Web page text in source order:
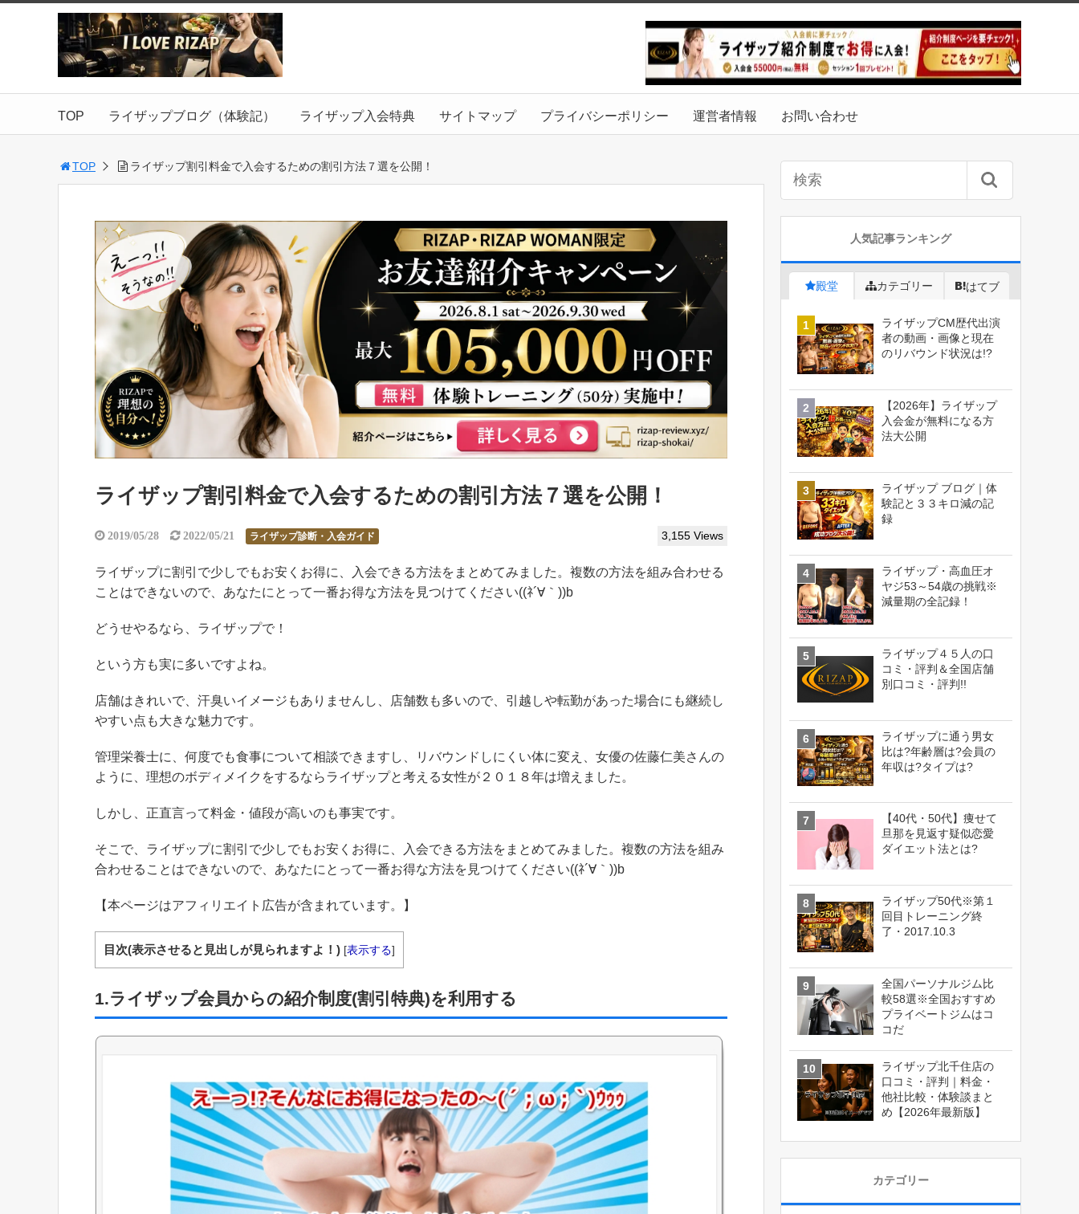
TOP ライザップブログ（体験記） ライザップ入会特典 サイトマップ プライバシーポリシー 運営者情報 お問い合わせ
TOP ライザップ割引料金で入会するための割引方法７選を公開！
ライザップ割引料金で入会するための割引方法７選を公開！
2019/05/28 2022/05/21 ライザップ診断・入会ガイド 3,155 Views
ライザップに割引で少しでもお安くお得に、入会できる方法をまとめてみました。複数の方法を組み合わせる
ことはできないので、あなたにとって一番お得な方法を見つけてください((ﾈ´∀｀))b
どうせやるなら、ライザップで！
という方も実に多いですよね。
店舗はきれいで、汗臭いイメージもありませんし、店舗数も多いので、引越しや転勤があった場合にも継続し
やすい点も大きな魅力です。
管理栄養士に、何度でも食事について相談できますし、リバウンドしにくい体に変え、女優の佐藤仁美さんの
ように、理想のボディメイクをするならライザップと考える女性が２０１８年は増えました。
しかし、正直言って料金・値段が高いのも事実です。
そこで、ライザップに割引で少しでもお安くお得に、入会できる方法をまとめてみました。複数の方法を組み
合わせることはできないので、あなたにとって一番お得な方法を見つけてください((ﾈ´∀｀))b
【本ページはアフィリエイト広告が含まれています。】
目次(表示させると見出しが見られますよ！) [表示する]
1.ライザップ会員からの紹介制度(割引特典)を利用する
人気記事ランキング
殿堂 カテゴリー はてブ
ライザップCM歴代出演
者の動画・画像と現在
のリバウンド状況は!?
【2026年】ライザップ
入会金が無料になる方
法大公開
ライザップ ブログ｜体
験記と３３キロ減の記
録
ライザップ・高血圧オ
ヤジ53～54歳の挑戦※
減量期の全記録！
ライザップ４５人の口
コミ・評判＆全国店舗
別口コミ・評判!!
ライザップに通う男女
比は?年齢層は?会員の
年収は?タイプは?
【40代・50代】痩せて
旦那を見返す疑似恋愛
ダイエット法とは?
ライザップ50代※第１
回目トレーニング終
了・2017.10.3
全国パーソナルジム比
較58選※全国おすすめ
プライベートジムはコ
コだ
ライザップ北千住店の
口コミ・評判｜料金・
他社比較・体験談まと
め【2026年最新版】
カテゴリー